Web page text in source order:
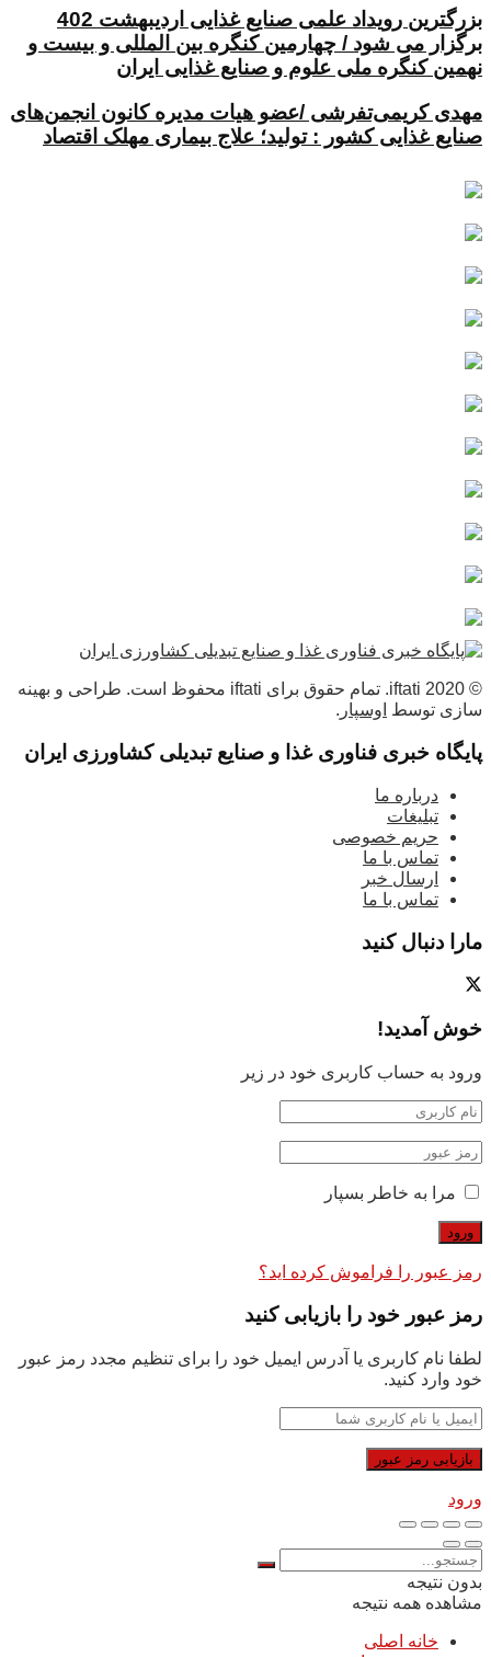
بزرگترین رویداد علمی صنایع غذایی اردیبهشت 402
برگزار می شود / چهارمین کنگره بین المللی و بیست و
نهمین کنگره ملی علوم و صنایع غذایی ایران
مهدی کریمی‌تفرشی /عضو هیات مدیره کانون انجمن‌های
صنایع غذایی کشور : تولید؛ علاج بیماری مهلک اقتصاد
© 2020 iftati. تمام حقوق برای iftati محفوظ است. طراحی و بهینه
سازی توسط اوسپار .
پایگاه خبری فناوری غذا و صنایع تبدیلی کشاورزی ایران
درباره ما
تبلیغات
حریم خصوصی
تماس با ما
ارسال خبر
تماس با ما
مارا دنبال کنید
خوش آمدید!
ورود به حساب کاربری خود در زیر
مرا به خاطر بسپار
رمز عبور را فراموش کرده اید؟
رمز عبور خود را بازیابی کنید
لطفا نام کاربری یا آدرس ایمیل خود را برای تنظیم مجدد رمز عبور
خود وارد کنید.
ورود
بدون نتیجه
مشاهده همه نتیجه
خانه اصلی